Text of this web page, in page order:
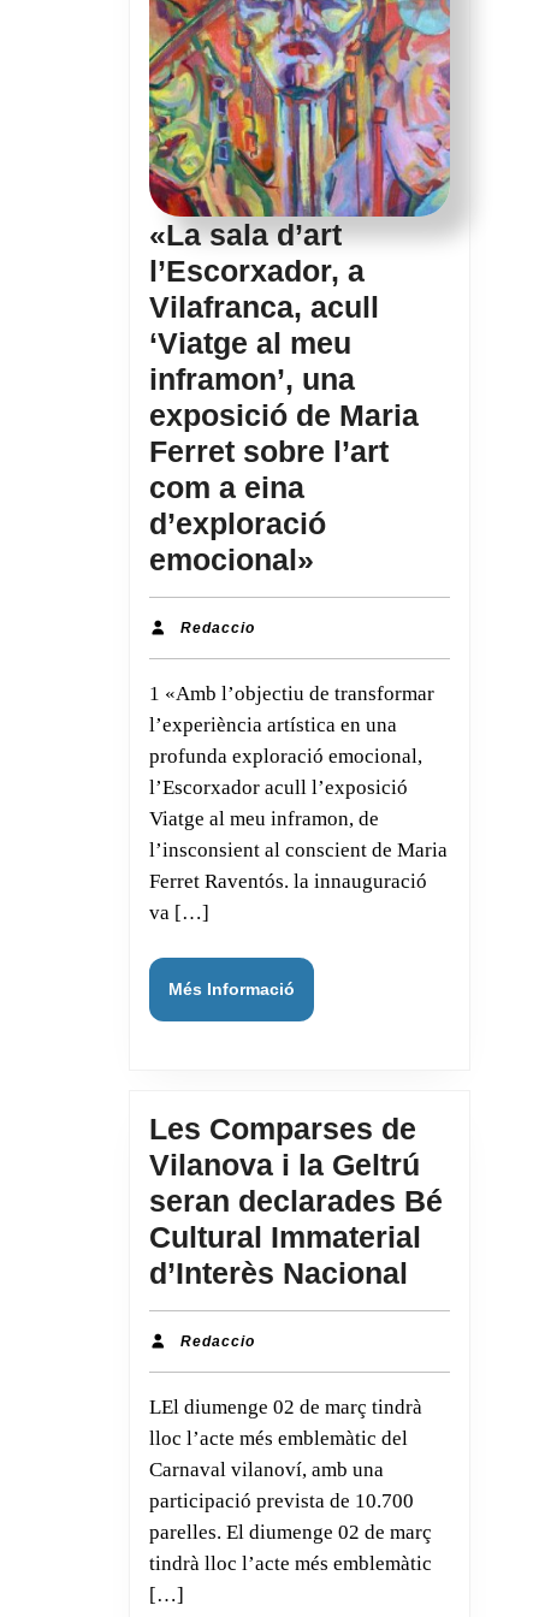
«La sala d’art
l’Escorxador, a
Vilafranca, acull
‘Viatge al meu
inframon’, una
exposició de Maria
Ferret sobre l’art
com a eina
d’exploració
emocional»
sala
l’Escorxador,
a
Vilafranca,
acull
‘Viatge
al
meu
sobre
l’art
com
a
eina
d’exploració
Redaccio
1 «Amb l’objectiu de transformar
l’experiència artística en una
profunda exploració emocional,
l’Escorxador acull l’exposició
Viatge al meu inframon, de
l’insconsient al conscient de Maria
Ferret Raventós. la innauguració
va […]
Més Informació
Informació
Les Comparses de
Vilanova i la Geltrú
seran declarades Bé
Cultural Immaterial
d’Interès Nacional
Vilanova
i
la
Geltrú
seran
Redaccio
LEl diumenge 02 de març tindrà
lloc l’acte més emblemàtic del
Carnaval vilanoví, amb una
participació prevista de 10.700
parelles. El diumenge 02 de març
tindrà lloc l’acte més emblemàtic
[…]